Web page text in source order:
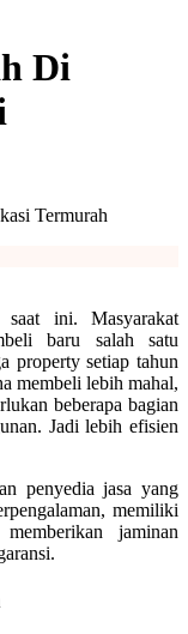
Di
saat ini. Masyarakat
baru salah satu
property setiap tahun
membeli lebih mahal,
beberapa bagian
Jadi lebih efisien
penyedia jasa yang
memiliki
jaminan